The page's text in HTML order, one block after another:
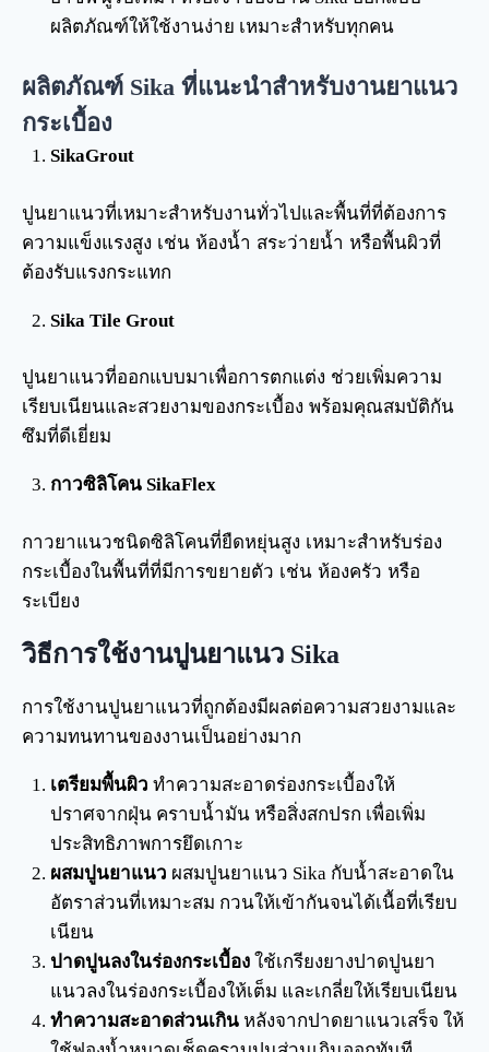
ผลิตภัณฑ์ให้ใช้งานง่าย เหมาะสำหรับทุกคน
ผลิตภัณฑ์ Sika ที่แนะนำสำหรับงานยาแนว
กระเบื้อง
SikaGrout
ปูนยาแนวที่เหมาะสำหรับงานทั่วไปและพื้นที่ที่ต้องการ
ความแข็งแรงสูง เช่น ห้องน้ำ สระว่ายน้ำ หรือพื้นผิวที่
ต้องรับแรงกระแทก
Sika Tile Grout
ปูนยาแนวที่ออกแบบมาเพื่อการตกแต่ง ช่วยเพิ่มความ
เรียบเนียนและสวยงามของกระเบื้อง พร้อมคุณสมบัติกัน
ซึมที่ดีเยี่ยม
กาวซิลิโคน SikaFlex
กาวยาแนวชนิดซิลิโคนที่ยืดหยุ่นสูง เหมาะสำหรับร่อง
กระเบื้องในพื้นที่ที่มีการขยายตัว เช่น ห้องครัว หรือ
ระเบียง
วิธีการใช้งานปูนยาแนว Sika
การใช้งานปูนยาแนวที่ถูกต้องมีผลต่อความสวยงามและ
ความทนทานของงานเป็นอย่างมาก
เตรียมพื้นผิว ทำความสะอาดร่องกระเบื้องให้
ปราศจากฝุ่น คราบน้ำมัน หรือสิ่งสกปรก เพื่อเพิ่ม
ประสิทธิภาพการยึดเกาะ
ผสมปูนยาแนว ผสมปูนยาแนว Sika กับน้ำสะอาดใน
อัตราส่วนที่เหมาะสม กวนให้เข้ากันจนได้เนื้อที่เรียบ
เนียน
ปาดปูนลงในร่องกระเบื้อง ใช้เกรียงยางปาดปูนยา
แนวลงในร่องกระเบื้องให้เต็ม และเกลี่ยให้เรียบเนียน
ทำความสะอาดส่วนเกิน หลังจากปาดยาแนวเสร็จ ให้